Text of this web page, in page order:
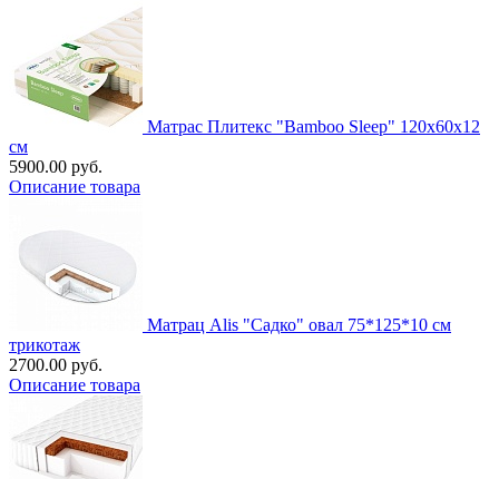
Матрас Плитекс "Bamboo Sleep" 120х60х12
см
5900.00 руб.
Описание товара
Матрац Alis "Садко" овал 75*125*10 см
трикотаж
2700.00 руб.
Описание товара